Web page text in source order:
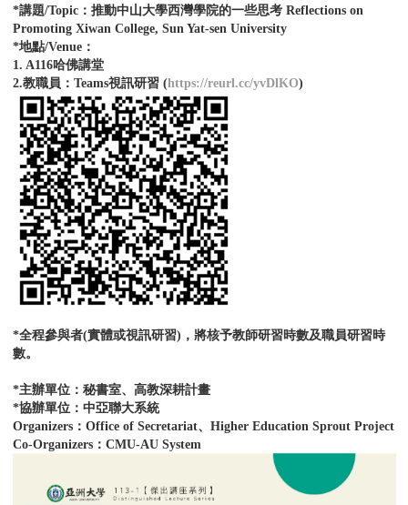
*講題/Topic：推動中山大學西灣學院的一些思考 Reflections on
Promoting Xiwan College, Sun Yat-sen University
*地點/Venue：
1. A116哈佛講堂
2.教職員：Teams視訊研習 (https://reurl.cc/yvDlKO)
*全程參與者(實體或視訊研習)，將核予教師研習時數及職員研習時
數。
*主辦單位：秘書室、高教深耕計畫
*協辦單位：中亞聯大系統
Organizers：Office of Secretariat、Higher Education Sprout Project
Co-Organizers：CMU-AU System